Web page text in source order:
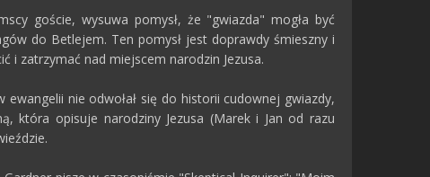
goście, wysuwa pomysł, że "gwiazda" mogła być
do Betlejem. Ten pomysł jest doprawdy śmieszny i
i zatrzymać nad miejscem narodzin Jezusa.
nie odwołał się do historii cudownej gwiazdy,
która opisuje narodziny Jezusa (Marek i Jan od razu